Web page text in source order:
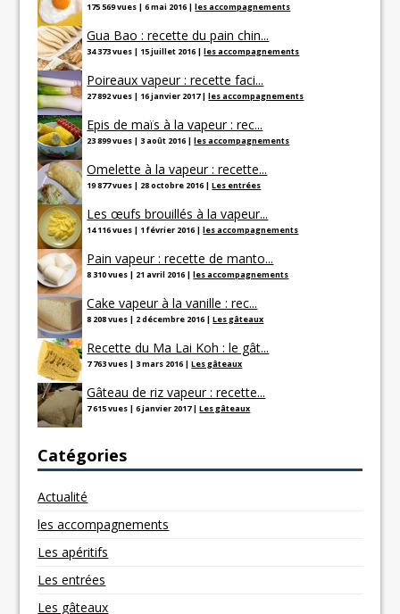
175 569 vues |6 mai 2016 |les accompagnements
Gua Bao : recette du pain chin...
34 373 vues | 15 juillet 2016 |les accompagnements
Poireaux vapeur : recette faci...
27 892 vues | 16 janvier 2017|les accompagnements
Epis de maïs à la vapeur : rec...
23 899 vues |3 août 2016 |les accompagnements
Omelette à la vapeur : recette...
19 877 vues | 28 octobre 2016 |Les entrées
Les œufs brouillés à la vapeur...
14 116 vues | 1 février 2016 |les accompagnements
Pain vapeur : recette de manto...
8 310 vues | 21 avril 2016 |les accompagnements
Cake vapeur à la vanille : rec...
8 208 vues | 2 décembre 2016 |Les gâteaux
Recette du Ma Lai Koh : le gât...
7 763 vues |3 mars 2016 |Les gâteaux
Gâteau de riz vapeur : recette...
7 615 vues |6 janvier 2017|Les gâteaux
Catégories
Actualité
les accompagnements
Les apéritifs
Les entrées
Les gâteaux